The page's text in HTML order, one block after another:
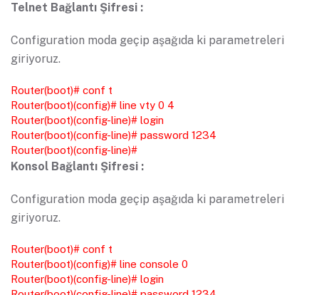
Telnet Bağlantı Şifresi :
Configuration moda geçip aşağıda ki parametreleri
giriyoruz.
Router(boot)# conf t
Router(boot)(config)# line vty 0 4
Router(boot)(config-line)# login
Router(boot)(config-line)# password 1234
Router(boot)(config-line)#
Konsol Bağlantı Şifresi :
Configuration moda geçip aşağıda ki parametreleri
giriyoruz.
Router(boot)# conf t
Router(boot)(config)# line console 0
Router(boot)(config-line)# login